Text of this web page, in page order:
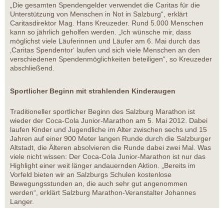
„Die gesamten Spendengelder verwendet die Caritas für die
Unterstützung von Menschen in Not in Salzburg“, erklärt
Caritasdirektor Mag. Hans Kreuzeder. Rund 5.000 Menschen
kann so jährlich geholfen werden. „Ich wünsche mir, dass
möglichst viele Läuferinnen und Läufer am 6. Mai durch das
‚Caritas Spendentor‘ laufen und sich viele Menschen an den
verschiedenen Spendenmöglichkeiten beteiligen“, so Kreuzeder
abschließend.
Sportlicher Beginn mit strahlenden Kinderaugen
Traditioneller sportlicher Beginn des Salzburg Marathon ist
wieder der Coca-Cola Junior-Marathon am 5. Mai 2012. Dabei
laufen Kinder und Jugendliche im Alter zwischen sechs und 15
Jahren auf einer 900 Meter langen Runde durch die Salzburger
Altstadt, die Älteren absolvieren die Runde dabei zwei Mal. Was
viele nicht wissen: Der Coca-Cola Junior-Marathon ist nur das
Highlight einer weit länger andauernden Aktion. „Bereits im
Vorfeld bieten wir an Salzburgs Schulen kostenlose
Bewegungsstunden an, die auch sehr gut angenommen
werden“, erklärt Salzburg Marathon-Veranstalter Johannes
Langer.